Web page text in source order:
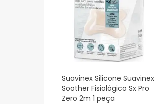
Suavinex Silicone Suavinex
Soother Fisiológico Sx Pro
Zero 2m 1 peça